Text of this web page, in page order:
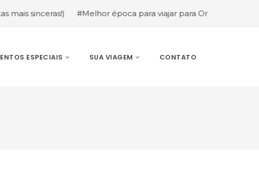
#Melhor época para viajar para Orlando: mês a mês
ESPECIAIS SUA VIAGEM CONTATO